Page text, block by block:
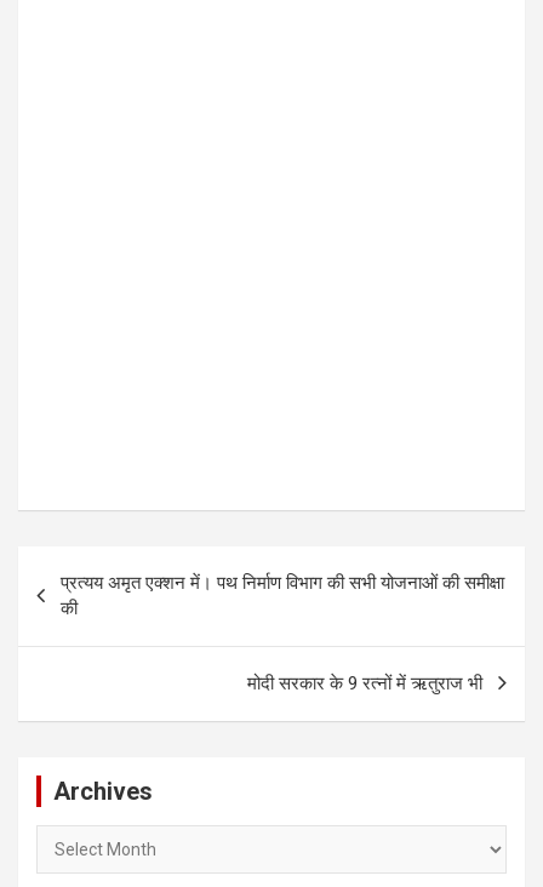
navigation
प्रत्यय अमृत एक्शन में। पथ निर्माण विभाग की सभी योजनाओं की समीक्षा
की
मोदी सरकार के 9 रत्नों में ऋतुराज भी
Archives